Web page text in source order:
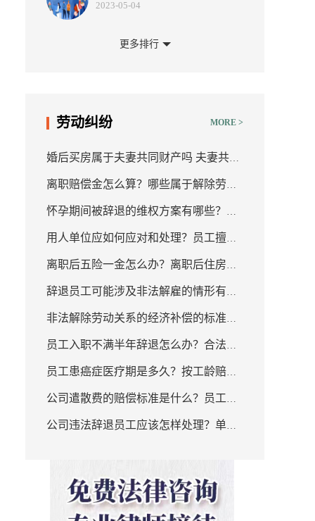
2023-05-04
所有权的特征有哪些？要约内
签订格式条款要注意哪些事
项？合同中存在格式条款属于
2023-04-27
合同实质变更的法律后果有哪
些？变更索赔是什么意思？
更多排行
MORE >
劳动纠纷
婚后买房属于夫妻共同财产吗 夫妻共同
财产包括哪些？
离职赔偿金怎么算？哪些属于解除劳动
合同的经济补偿情形？
怀孕期间被辞退的维权方案有哪些？怀
孕期间被辞退如何维权？
用人单位应如何应对和处理？员工擅自
离职的法律危害有哪些？
离职后五险一金怎么办？离职后住房公
积金怎么办?
辞退员工可能涉及非法解雇的情形有哪
些？新规定公司辞退员工补偿标准是什
么？
非法解除劳动关系的经济补偿的标准是
什么？将患癌症的员工辞退违法吗？
员工入职不满半年辞退怎么办？合法辞
退员工的情形有哪些？
员工患癌症医疗期是多久？按工龄赔偿
如何计算？
公司遣散费的赔偿标准是什么？员工癌
症去世需要补偿吗？
公司违法辞退员工应该怎样处理？单位